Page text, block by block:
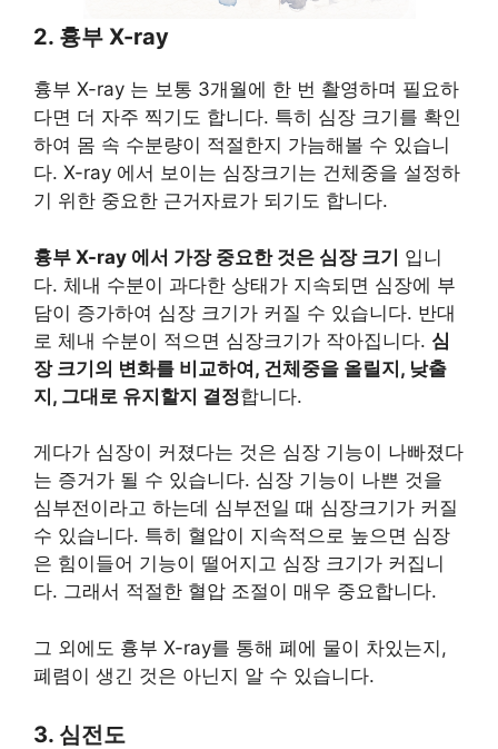
2. 흉부 X-ray
흉부 X-ray 는 보통 3개월에 한 번 촬영하며 필요하
다면 더 자주 찍기도 합니다. 특히 심장 크기를 확인
하여 몸 속 수분량이 적절한지 가늠해볼 수 있습니
다. X-ray 에서 보이는 심장크기는 건체중을 설정하
기 위한 중요한 근거자료가 되기도 합니다.
흉부 X-ray 에서 가장 중요한 것은 심장 크기 입니
다. 체내 수분이 과다한 상태가 지속되면 심장에 부
담이 증가하여 심장 크기가 커질 수 있습니다. 반대
로 체내 수분이 적으면 심장크기가 작아집니다. 심
장 크기의 변화를 비교하여, 건체중을 올릴지, 낮출
지, 그대로 유지할지 결정합니다.
​게다가 심장이 커졌다는 것은 심장 기능이 나빠졌다
는 증거가 될 수 있습니다. 심장 기능이 나쁜 것을
심부전이라고 하는데 심부전일 때 심장크기가 커질
수 있습니다. 특히 혈압이 지속적으로 높으면 심장
은 힘이들어 기능이 떨어지고 심장 크기가 커집니
다. 그래서 적절한 혈압 조절이 매우 중요합니다.​
그 외에도 흉부 X-ray를 통해 폐에 물이 차있는지,
폐렴이 생긴 것은 아닌지 알 수 있습니다.
3. 심전도